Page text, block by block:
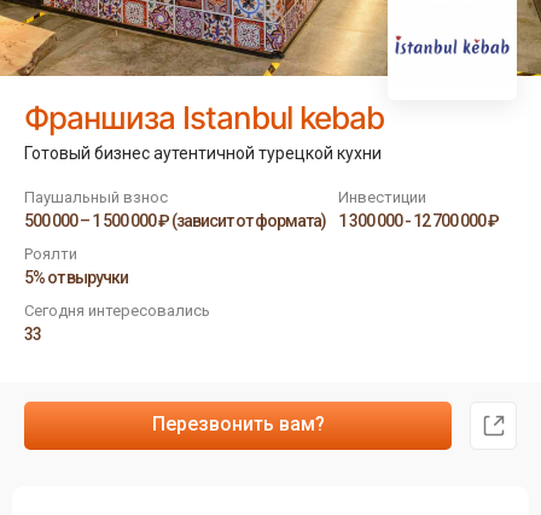
Франшиза Istanbul kebab
Готовый бизнес аутентичной турецкой кухни
Паушальный взнос
500 000 – 1 500 000 ₽ (зависит от формата)
Инвестиции
1 300 000 - 12 700 000 ₽
Роялти
5% от выручки
Сегодня интересовались
33
Перезвонить вам?